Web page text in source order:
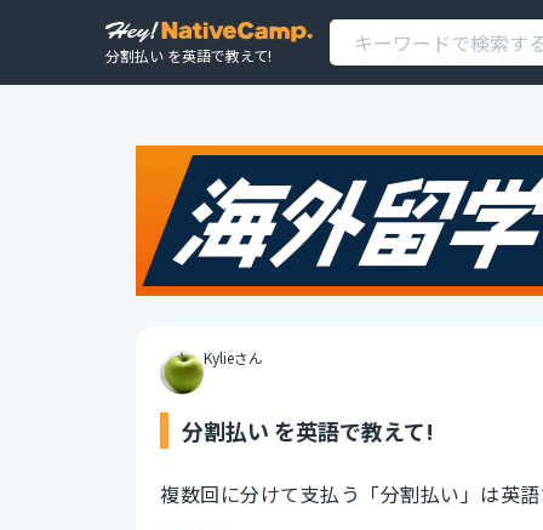
分割払い を英語で教えて!
Kylieさん
分割払い を英語で教えて!
複数回に分けて支払う「分割払い」は英